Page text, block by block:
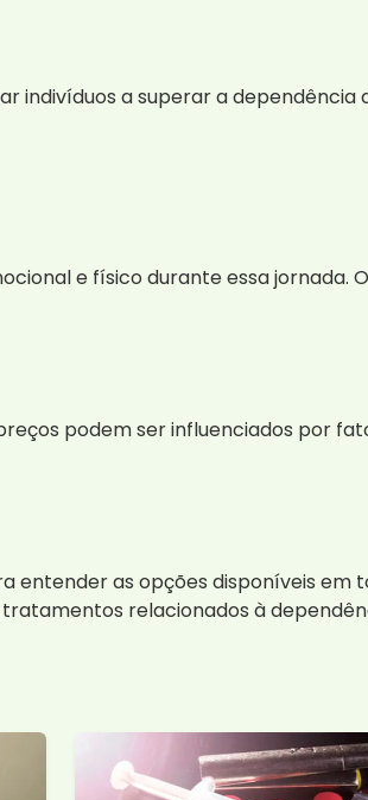
indivíduos a superar a dependência
e físico durante essa jornada.
podem ser influenciados por
as opções disponíveis em
relacionados à